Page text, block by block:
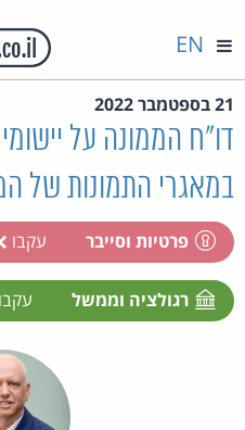
EN
21 בספטמבר 2022
דו"ח הממונה על
במאגרי התמונות של
פרטיות וסייבר עקבו
רגולציה וממשל עקבו